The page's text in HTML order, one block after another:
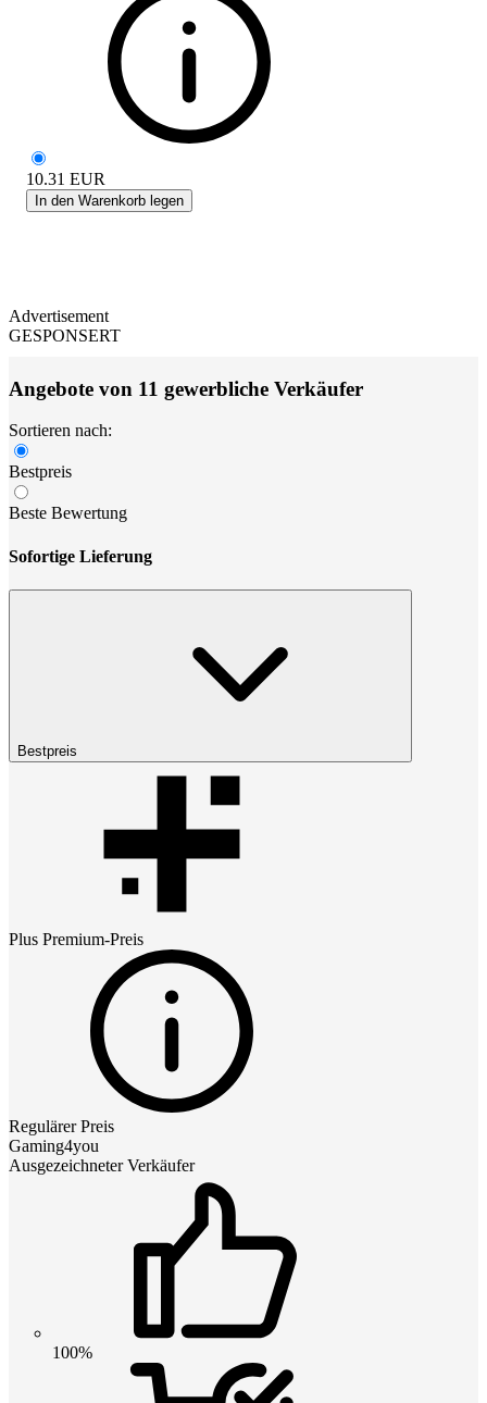
10.31 EUR
In den Warenkorb legen
Advertisement
GESPONSERT
Angebote von 11 gewerbliche Verkäufer
Sortieren nach:
Bestpreis
Beste Bewertung
Sofortige Lieferung
Bestpreis
Plus Premium-Preis
Regulärer Preis
Gaming4you
Ausgezeichneter Verkäufer
100%